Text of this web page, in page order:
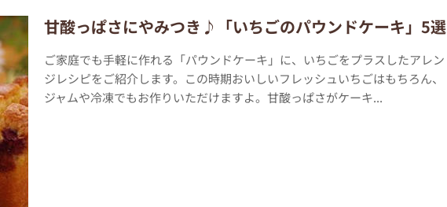
甘酸っぱさにやみつき♪「いちごのパウンドケーキ」5選
ご家庭でも手軽に作れる「パウンドケーキ」に、いちごをプラスしたアレン
ジレシピをご紹介します。この時期おいしいフレッシュいちごはもちろん、
ジャムや冷凍でもお作りいただけますよ。甘酸っぱさがケーキ...